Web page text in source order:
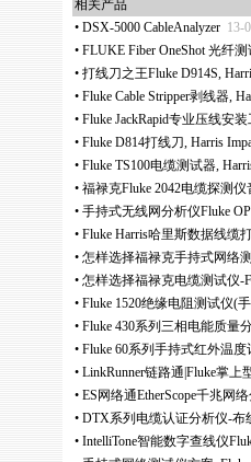
相关产品
• DSX-5000 CableAnalyzer 13-
• FLUKE Fiber OneShot 光纤
• 打线刀之王Fluke D914S,
• Fluke Cable Stripper剥线器,
• Fluke JackRapid专业压线安
• Fluke D814打线刀, Harris
• Fluke TS100电缆测试器,
• 福禄克Fluke 2042电缆探测
• 手持式无线网分析仪Fluke
• Fluke Harris哈里斯数据线缆
• 怎样选择福禄克手持式网络
• 怎样选择福禄克电缆测试仪-
• Fluke 1520绝缘电阻测试仪(
• Fluke 430系列三相电能质量
• Fluke 60系列手持式红外温
• LinkRunner链路通|Fluke掌上
• ES网络通EtherScope千兆网
• DTX系列电缆认证分析仪-布
• IntelliTone智能数字查线仪